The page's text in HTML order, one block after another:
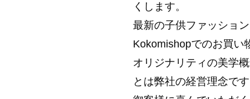
くします。
最新の子供ファッショ
Kokomishopでのお買い
オリジナリティの美学
とは弊社の経営理念です